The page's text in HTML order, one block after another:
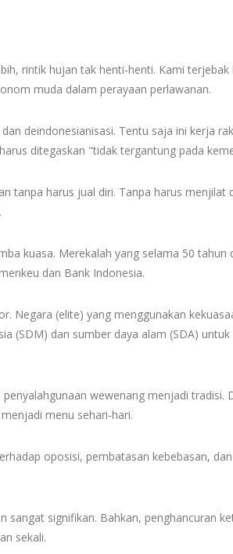
rintik hujan tak henti-henti. Kami
muda dalam perayaan perlawanan.
deindonesianisasi. Tentu saja ini kerja
ditegaskan "tidak tergantung pada
tanpa harus jual diri. Tanpa harus menjilat
kuasa. Merekalah yang selama 50 tahun
dan Bank Indonesia.
Negara (elite) yang menggunakan
(SDM) dan sumber daya alam (SDA) untuk
wewenang menjadi tradisi.
menu sehari-hari.
oposisi, pembatasan kebebasan,
sangat signifikan. Bahkan, penghancuran
sekali.